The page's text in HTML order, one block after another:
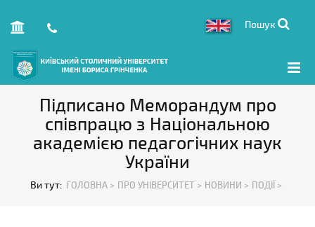
Пошук
Підписано Меморандум про
співпрацю з Національною
академією педагогічних наук
України
Ви тут: ГОЛОВНА > ПРО УНІВЕРСИТЕТ > НОВИНИ > ПОДІЇ >